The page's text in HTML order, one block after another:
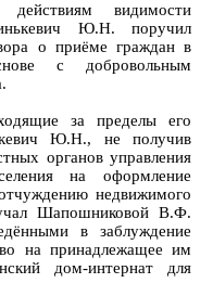
видимости
Ю.Н. поручил
о приёме граждан в
с добровольным
за пределы его
Ю.Н., не получив
органов управления
на оформление
недвижимого
Шапошниковой В.Ф.
в заблуждение
на принадлежащее им
дом-интернат для